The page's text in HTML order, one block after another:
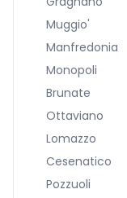
Muggio'
Manfredonia
Monopoli
Brunate
Ottaviano
Lomazzo
Cesenatico
Pozzuoli